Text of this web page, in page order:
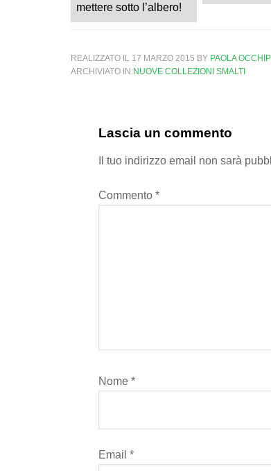
mettere sotto l’albero!
REALIZZATO IL 17 MARZO 2015 BY PAOLA
ARCHIVIATO IN:NUOVE COLLEZIONI SMALTI
Lascia un commento
Il tuo indirizzo email non sarà
Commento *
Nome *
Email *